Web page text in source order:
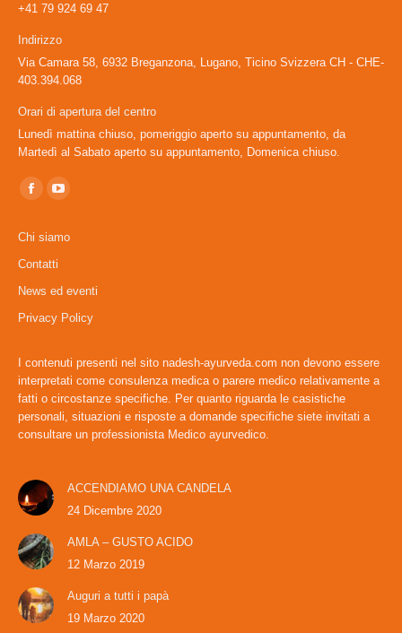
+41 79 924 69 47
Indirizzo
Via Camara 58, 6932 Breganzona, Lugano, Ticino Svizzera CH - CHE-
403.394.068
Orari di apertura del centro
Lunedì mattina chiuso, pomeriggio aperto su appuntamento, da
Martedì al Sabato aperto su appuntamento, Domenica chiuso.
Ci puoi trovare su:
Facebook
opens
in
new
window
YouTube
opens
in
new
window
Chi siamo
Contatti
News ed eventi
Privacy Policy
I contenuti presenti nel sito nadesh-ayurveda.com non devono essere
interpretati come consulenza medica o parere medico relativamente a
fatti o circostanze specifiche. Per quanto riguarda le casistiche
personali, situazioni e risposte a domande specifiche siete invitati a
consultare un professionista Medico ayurvedico.
ACCENDIAMO UNA CANDELA
24 Dicembre 2020
AMLA – GUSTO ACIDO
12 Marzo 2019
Auguri a tutti i papà
19 Marzo 2020